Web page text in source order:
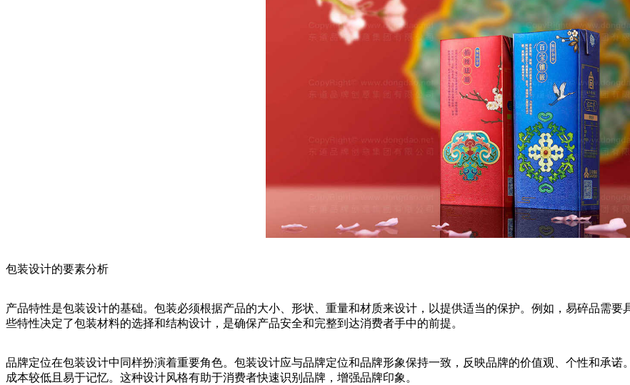
包装设计的要素分析
产品特性是包装设计的基础。包装必须根据产品的大小、形状、重量和材质来设计，以提供适当的保护。例如，易碎品需
些特性决定了包装材料的选择和结构设计，是确保产品安全和完整到达消费者手中的前提。
品牌定位在包装设计中同样扮演着重要角色。包装设计应与品牌定位和品牌形象保持一致，反映品牌的价值观、个性和承诺
成本较低且易于记忆。这种设计风格有助于消费者快速识别品牌，增强品牌印象。